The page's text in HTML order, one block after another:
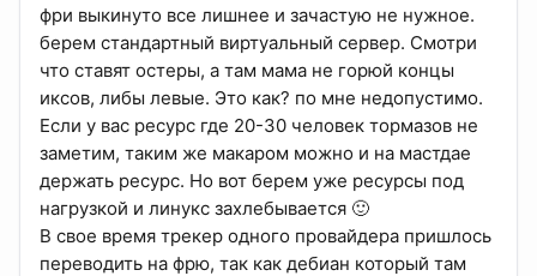
фри выкинуто все лишнее и зачастую не нужное.
берем стандартный виртуальный сервер. Смотри
что ставят остеры, а там мама не горюй концы
иксов, либы левые. Это как? по мне недопустимо.
Если у вас ресурс где 20-30 человек тормазов не
заметим, таким же макаром можно и на мастдае
держать ресурс. Но вот берем уже ресурсы под
нагрузкой и линукс захлебывается 🙂
В свое время трекер одного провайдера пришлось
переводить на фрю, так как дебиан который там